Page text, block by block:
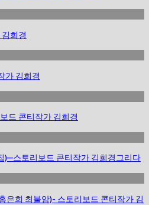
희경
가 김희경
드 콘티작가 김희경
)—스토리보드 콘티작가 김희경그리다
은희 최불암)- 스토리보드 콘티작가 김